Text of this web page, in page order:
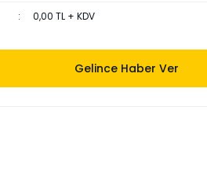
0,00 TL + KDV
Gelince Haber Ver